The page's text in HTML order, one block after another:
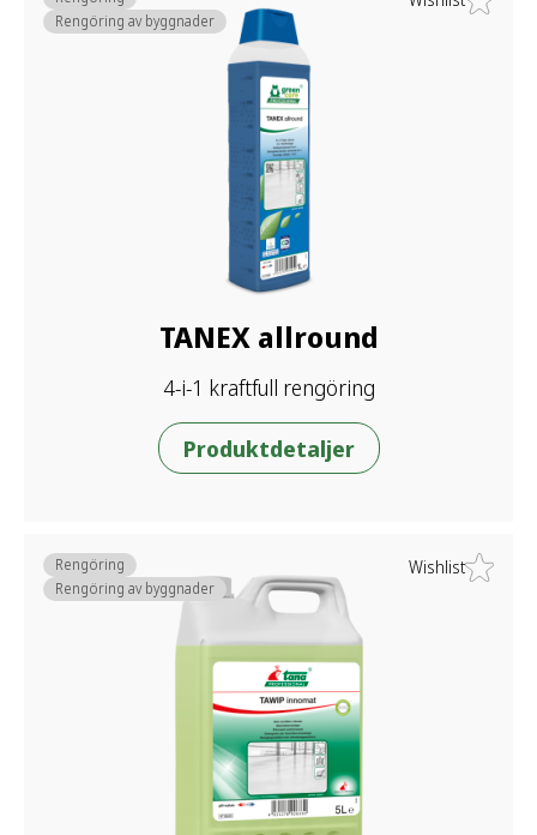
TANEX allround
4-i-1 kraftfull rengöring
Rengöring av byggnader
Produktdetaljer
Wishlist
Rengöring
Rengöring av byggnader